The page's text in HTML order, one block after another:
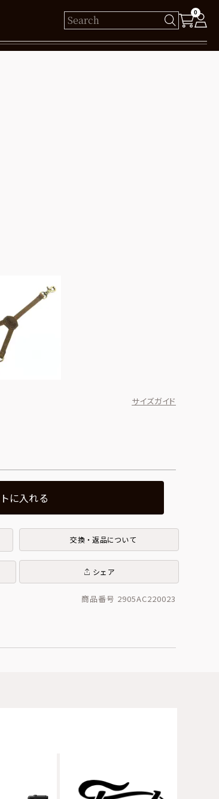
0
ブラック
サイズガイド
に入れる
交換・返品について
シェア
商品番号 2905AC220023